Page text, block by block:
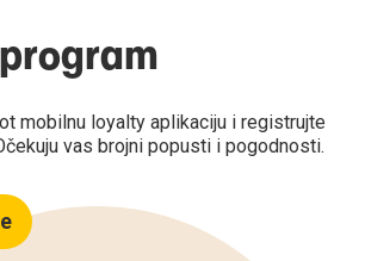
mobilnu loyalty aplikaciju i registrujte
vas brojni popusti i pogodnosti.